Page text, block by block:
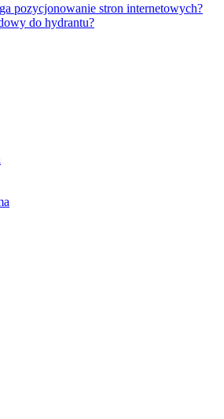
pozycjonowanie stron internetowych?
do hydrantu?